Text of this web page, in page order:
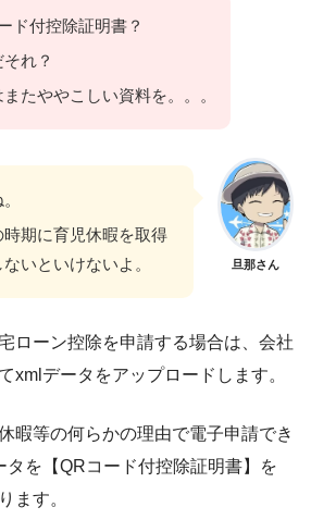
ド付控除証明書？
れ？
たややこしい資料を。。。
旦那さん
期に育児休暇を取得
いといけないよ。
ローン控除を申請する場合は、会社
xmlデータをアップロードします。
暇等の何らかの理由で電子申請でき
タを【QRコード付控除証明書】を
ます。